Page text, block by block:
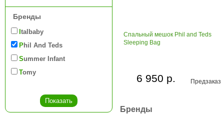
Бренды
Italbaby
Phil And Teds
Summer Infant
Tomy
Спальный мешок Phil and Teds
Sleeping Bag
Предзаказ
6 950 р.
Бренды